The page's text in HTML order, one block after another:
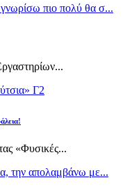
πιο πολύ θα σ...
Γ2
«Φυσικές...
την απολαμβάνω με...